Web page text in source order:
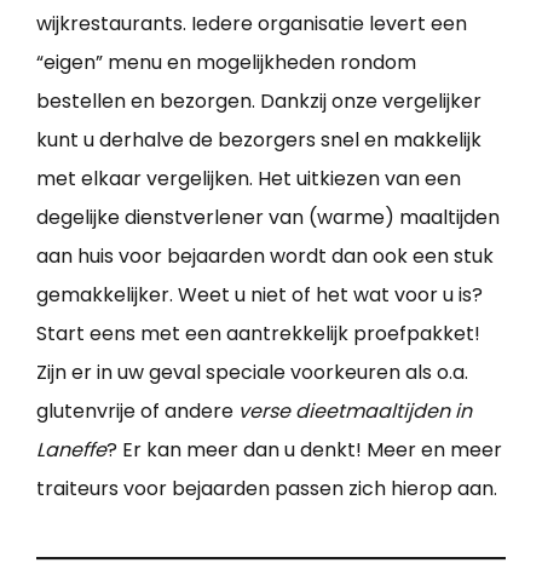
wijkrestaurants. Iedere organisatie levert een
“eigen” menu en mogelijkheden rondom
bestellen en bezorgen. Dankzij onze vergelijker
kunt u derhalve de bezorgers snel en makkelijk
met elkaar vergelijken. Het uitkiezen van een
degelijke dienstverlener van (warme) maaltijden
aan huis voor bejaarden wordt dan ook een stuk
gemakkelijker. Weet u niet of het wat voor u is?
Start eens met een aantrekkelijk proefpakket!
Zijn er in uw geval speciale voorkeuren als o.a.
glutenvrije of andere verse dieetmaaltijden in
Laneffe? Er kan meer dan u denkt! Meer en meer
traiteurs voor bejaarden passen zich hierop aan.